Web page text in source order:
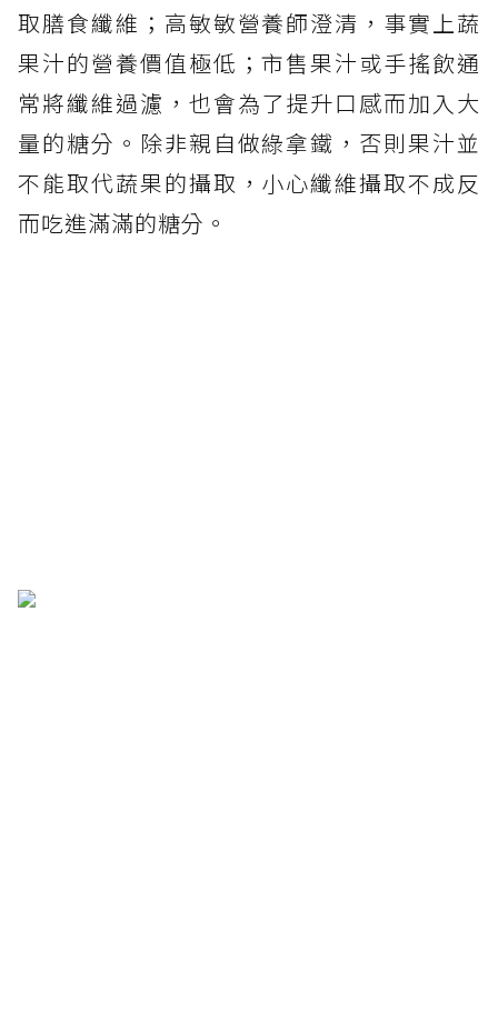
取膳食纖維；高敏敏營養師澄清，事實上蔬
果汁的營養價值極低；市售果汁或手搖飲通
常將纖維過濾，也會為了提升口感而加入大
量的糖分。除非親自做綠拿鐵，否則果汁並
不能取代蔬果的攝取，小心纖維攝取不成反
而吃進滿滿的糖分。